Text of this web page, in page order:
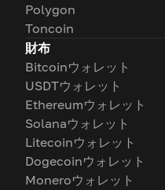
Polygon
Toncoin
財布
Bitcoinウォレット
USDTウォレット
Ethereumウォレット
Solanaウォレット
Litecoinウォレット
Dogecoinウォレット
Moneroウォレット